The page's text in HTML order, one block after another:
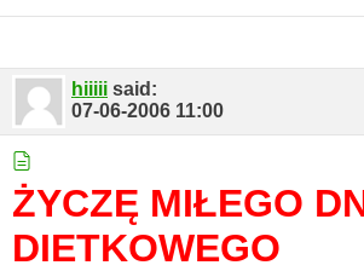
hiiiii said:
07-06-2006 11:00
ŻYCZĘ MIŁEGO
DIETKOWEGO